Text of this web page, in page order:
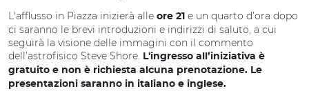
L'afflusso in Piazza inizierà alle ore 21 e un quarto d’ora dopo
ci saranno le brevi introduzioni e indirizzi di saluto, a cui
seguirà la visione delle immagini con il commento
dell’astrofisico Steve Shore. L'ingresso all’iniziativa è
gratuito e non è richiesta alcuna prenotazione. Le
presentazioni saranno in italiano e inglese.